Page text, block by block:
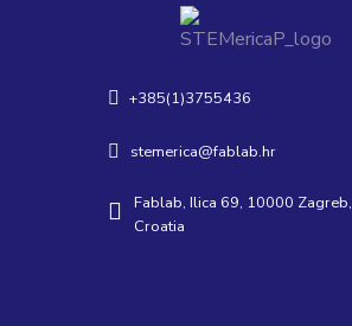
+385(1)3755436
stemerica@fablab.hr
Fablab, Ilica 69, 10000 Zagreb,
Croatia